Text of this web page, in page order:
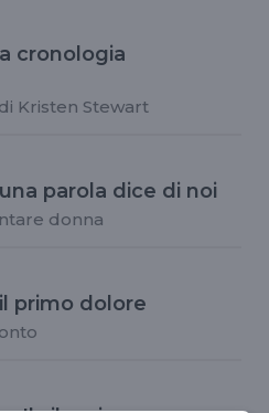
cronologia
Kristen Stewart
parola dice di noi
donna
primo dolore